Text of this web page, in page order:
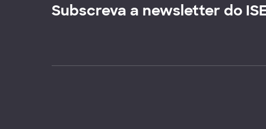
Subscreva a newsletter do